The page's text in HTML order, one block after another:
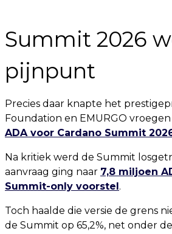
Summit 2026
pijnpunt
Precies daar knapte het
Foundation en EMURGO
ADA voor Cardano Summit
Na kritiek werd de Summit
aanvraag ging naar 7,8 miljoen
Summit-only voorstel.
Toch haalde die versie de grens
de Summit op 65,2%, net onder